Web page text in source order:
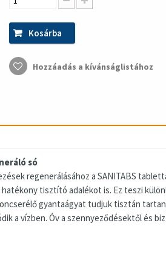
Kosárba
Hozzáadás a kívánságlistához
só
regenerálásához a SANITABS
tisztító adalékot is. Ez teszi
gyantaágyat tudjuk tisztán
a vízben. Óv a szennyeződésektől és